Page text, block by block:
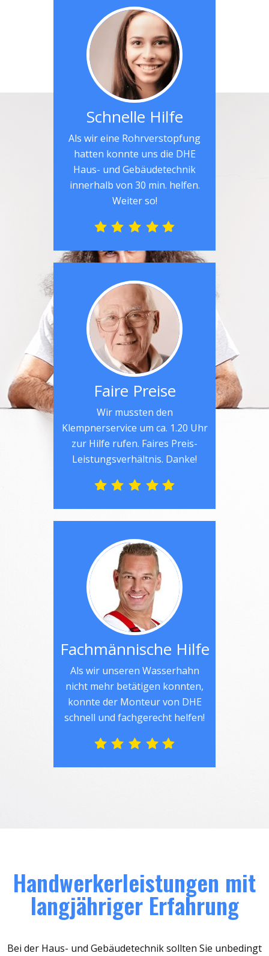
Schnelle Hilfe
Als wir eine Rohrverstopfung
hatten konnte uns die DHE
Haus- und Gebäudetechnik
innerhalb von 30 min. helfen.
Weiter so!
Faire Preise
Wir mussten den
Klempnerservice um ca. 1.20 Uhr
zur Hilfe rufen. Faires Preis-
Leistungsverhältnis. Danke!
Fachmännische Hilfe
Als wir unseren Wasserhahn
nicht mehr betätigen konnten,
konnte der Monteur von DHE
schnell und fachgerecht helfen!
Handwerkerleistungen mit
langjähriger Erfahrung
Bei der Haus- und Gebäudetechnik sollten Sie unbedingt